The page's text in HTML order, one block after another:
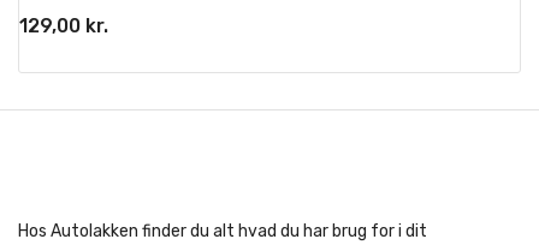
129,00 kr.
Hos Autolakken finder du alt hvad du har brug for i dit